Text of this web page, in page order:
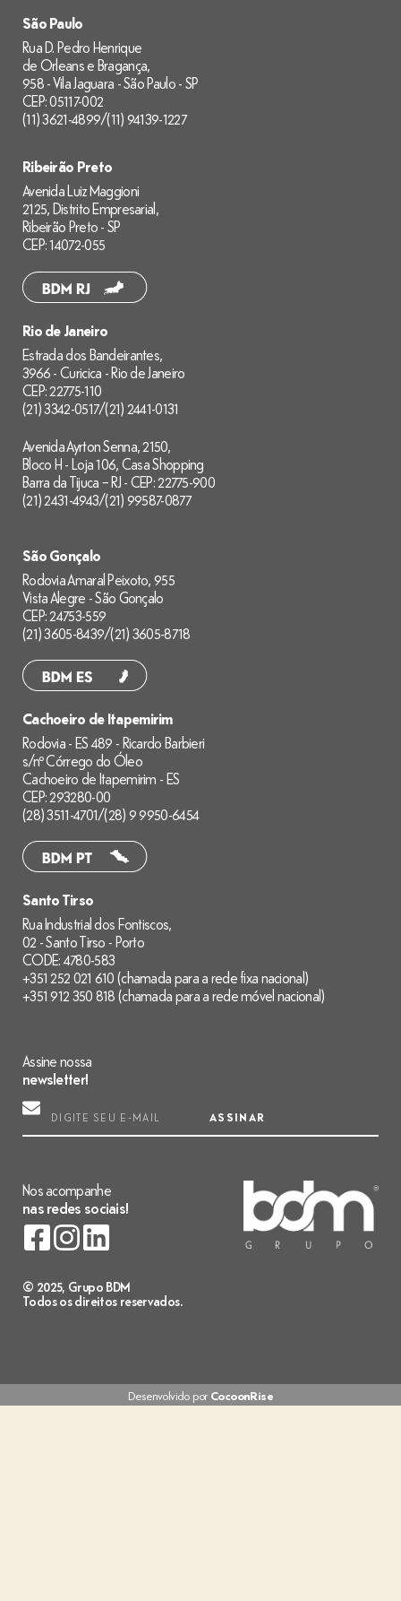
São Paulo
Rua D. Pedro Henrique
de Orleans e Bragança,
958 - Vila Jaguara - São Paulo - SP
CEP: 05117-002
(11) 3621-4899/(11) 94139-1227
Ribeirão Preto
Avenida Luiz Maggioni
2125, Distrito Empresarial,
Ribeirão Preto - SP
CEP: 14072-055
Rio de Janeiro
Estrada dos Bandeirantes,
3966 - Curicica - Rio de Janeiro
CEP: 22775-110
(21) 3342-0517/(21) 2441-0131
Avenida Ayrton Senna, 2150,
Bloco H - Loja 106, Casa Shopping
Barra da Tijuca – RJ - CEP: 22775-900
(21) 2431-4943/(21) 99587-0877
São Gonçalo
Rodovia Amaral Peixoto, 955
Vista Alegre - São Gonçalo
CEP: 24753-559
(21) 3605-8439/(21) 3605-8718
Cachoeiro de Itapemirim
Rodovia - ES 489 - Ricardo Barbieri
s/nº Córrego do Óleo
Cachoeiro de Itapemirim - ES
CEP: 293280-00
(28) 3511-4701/(28) 9 9950-6454
Santo Tirso
Rua Industrial dos Fontiscos,
02 - Santo Tirso - Porto
CODE: 4780-583
+351 252 021 610 (chamada para a rede fixa nacional)
+351 912 350 818 (chamada para a rede móvel nacional)
Assine nossa
newsletter!
ASSINAR
Nos acompanhe
nas redes sociais!
© 2025, Grupo BDM
Todos os direitos reservados.
Desenvolvido por CocoonRise